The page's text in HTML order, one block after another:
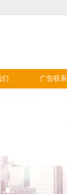
们 广告联系